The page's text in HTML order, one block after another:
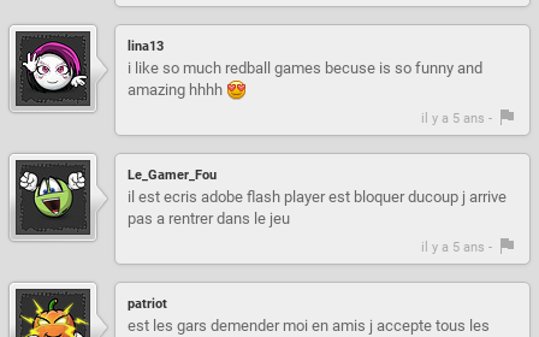
lina13
i like so much redball games becuse is so funny and
amazing hhhh
il y a 5 ans -
Le_Gamer_Fou
il est ecris adobe flash player est bloquer ducoup j arrive
pas a rentrer dans le jeu
il y a 5 ans -
patriot
est les gars demender moi en amis j accepte tous les